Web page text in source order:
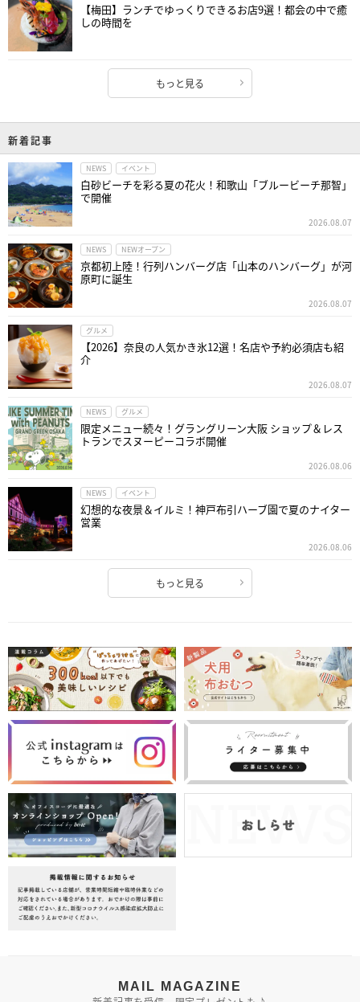
【梅田】ランチでゆっくりできるお店9選！都会の中で癒
しの時間を
もっと見る
新着記事
NEWS イベント
白砂ビーチを彩る夏の花火！和歌山「ブルービーチ那智」
で開催
2026.08.07
NEWS NEWオープン
京都初上陸！行列ハンバーグ店「山本のハンバーグ」が河
原町に誕生
2026.08.07
グルメ
【2026】奈良の人気かき氷12選！名店や予約必須店も紹
介
2026.08.07
NEWS グルメ
限定メニュー続々！グラングリーン大阪 ショップ＆レス
トランでスヌーピーコラボ開催
2026.08.06
NEWS イベント
幻想的な夜景＆イルミ！神戸布引ハーブ園で夏のナイター
営業
2026.08.06
もっと見る
MAIL MAGAZINE